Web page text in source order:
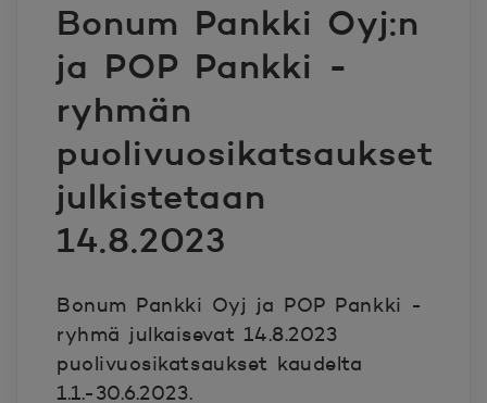
Bonum Pankki Oyj:n
ja POP Pankki -
ryhmän
puolivuosikatsaukset
julkistetaan
14.8.2023
Bonum Pankki Oyj ja POP Pankki -
ryhmä julkaisevat 14.8.2023
puolivuosikatsaukset kaudelta
1.1.-30.6.2023.